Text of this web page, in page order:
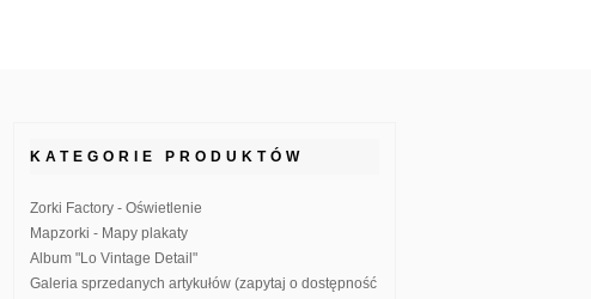
KATEGORIE PRODUKTÓW
Zorki Factory - Oświetlenie
Mapzorki - Mapy plakaty
Album "Lo Vintage Detail"
Galeria sprzedanych artykułów (zapytaj o dostępność